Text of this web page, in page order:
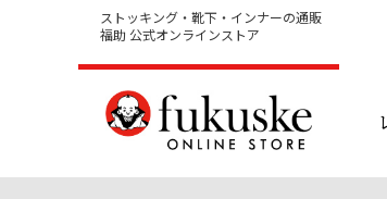
ストッキング・靴下・インナーの通販
福助 公式オンラインストア